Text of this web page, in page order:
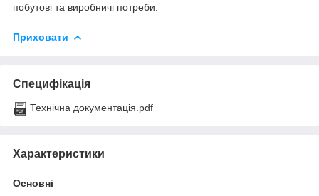
побутові та виробничі потреби.
Приховати
Специфікація
Технічна документація.pdf
Характеристики
Основні